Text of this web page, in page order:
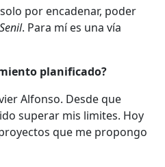
por encadenar, poder
. Para mí es una vía
planificado?
Alfonso. Desde que
superar mis limites. Hoy
que me propongo